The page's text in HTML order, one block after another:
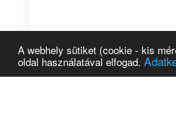
A webhely sütiket (cookie - kis
oldal használatával elfogad.